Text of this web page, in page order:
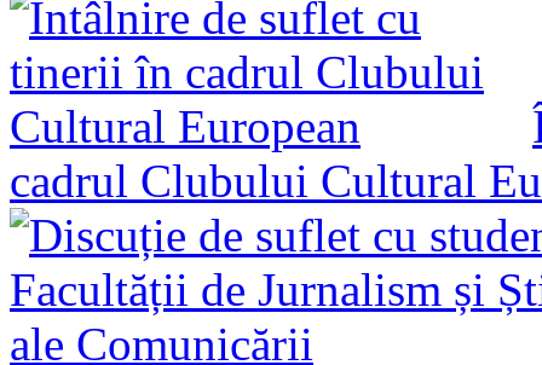
cadrul Clubului Cultural